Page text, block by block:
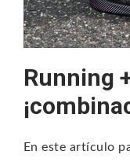
Running
En este artículo